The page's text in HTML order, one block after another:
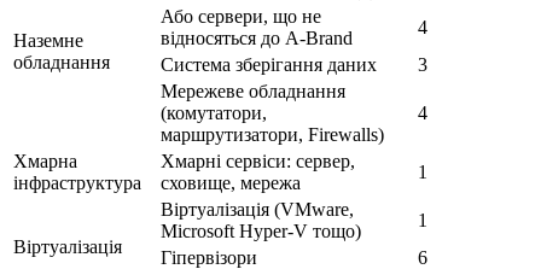
Наземне
обладнання
Або сервери, що не
відносяться до A-Brand
4
Система зберігання даних
3
Мережеве обладнання
(комутатори,
маршрутизатори, Firewalls)
4
Хмарна
інфраструктура
Хмарні сервіси: сервер,
сховище, мережа
1
Віртуалізація
Віртуалізація (VMware,
Microsoft Hyper-V тощо)
1
Гіпервізори
6